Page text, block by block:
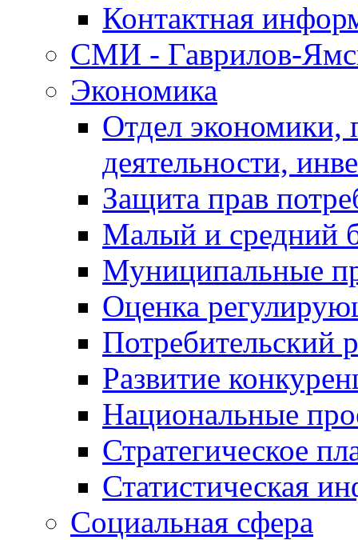
Контактная
СМИ - Гаврилов-
Экономика
Отдел экономики,
деятельности,
Защита прав
Малый и средний
Муниципальные
Оценка
Потребительский
Развитие
Национальные
Стратегическое
Статистическая
Социальная сфера